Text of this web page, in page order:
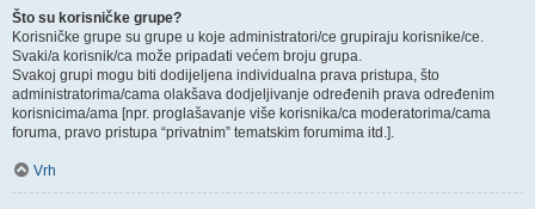
Što su korisničke grupe?
Korisničke grupe su grupe u koje administratori/ce grupiraju korisnike/ce.
Svaki/a korisnik/ca može pripadati većem broju grupa.
Svakoj grupi mogu biti dodijeljena individualna prava pristupa, što
administratorima/cama olakšava dodjeljivanje određenih prava određenim
korisnicima/ama [npr. proglašavanje više korisnika/ca moderatorima/cama
foruma, pravo pristupa “privatnim” tematskim forumima itd.].
Vrh